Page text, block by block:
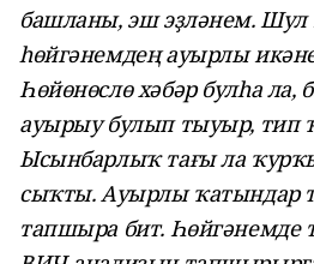
башланы, эш эҙләнем. Шул
һөйгәнемдең ауырлы
Һөйөнөслө хәбәр булһа ла,
ауырыу булып тыуыр, тип
Ысынбарлыҡ тағы ла
сыҡты. Ауырлы ҡатындар
тапшыра бит. Һөйгәнемде